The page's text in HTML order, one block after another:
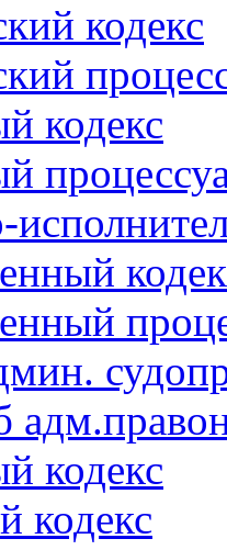
кодекс
кодекс
кодекс
кодекс